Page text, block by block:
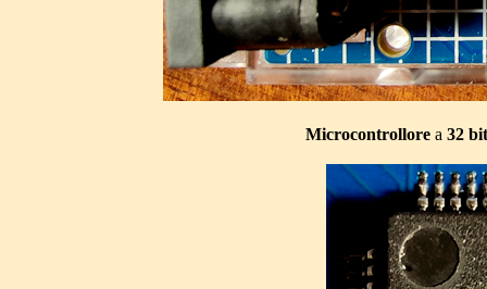
Microcontrollore a 32 bit